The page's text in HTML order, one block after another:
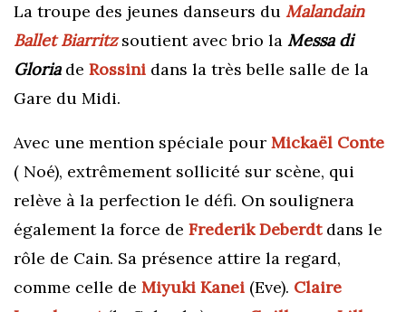
La troupe des jeunes danseurs du Malandain
Ballet Biarritz soutient avec brio la Messa di
Gloria de Rossini dans la très belle salle de la
Gare du Midi.
Avec une mention spéciale pour Mickaël Conte
( Noé), extrêmement sollicité sur scène, qui
relève à la perfection le défi. On soulignera
également la force de Frederik Deberdt dans le
rôle de Cain. Sa présence attire la regard,
comme celle de Miyuki Kanei (Eve). Claire